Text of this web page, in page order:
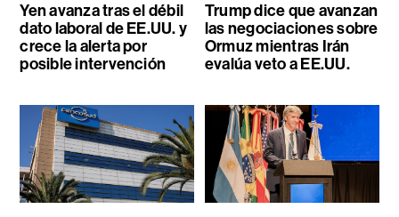
Yen avanza tras el débil
dato laboral de EE.UU. y
crece la alerta por
posible intervención
Trump dice que avanzan
las negociaciones sobre
Ormuz mientras Irán
evalúa veto a EE.UU.